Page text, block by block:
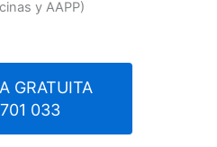
y AAPP)
GRATUITA
033